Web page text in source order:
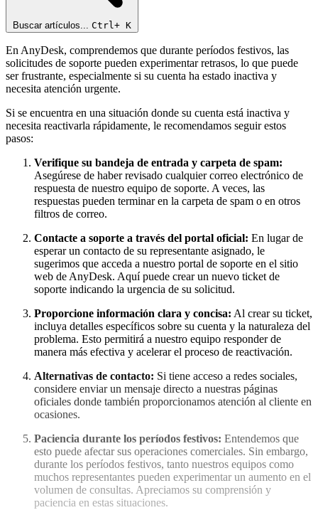
Buscar artículos... Ctrl+ K
En AnyDesk, comprendemos que durante períodos festivos, las
solicitudes de soporte pueden experimentar retrasos, lo que puede
ser frustrante, especialmente si su cuenta ha estado inactiva y
necesita atención urgente.
Si se encuentra en una situación donde su cuenta está inactiva y
necesita reactivarla rápidamente, le recomendamos seguir estos
pasos:
Verifique su bandeja de entrada y carpeta de spam:
Asegúrese de haber revisado cualquier correo electrónico de
respuesta de nuestro equipo de soporte. A veces, las
respuestas pueden terminar en la carpeta de spam o en otros
filtros de correo.
Contacte a soporte a través del portal oficial: En lugar de
esperar un contacto de su representante asignado, le
sugerimos que acceda a nuestro portal de soporte en el sitio
web de AnyDesk. Aquí puede crear un nuevo ticket de
soporte indicando la urgencia de su solicitud.
Proporcione información clara y concisa: Al crear su ticket,
incluya detalles específicos sobre su cuenta y la naturaleza del
problema. Esto permitirá a nuestro equipo responder de
manera más efectiva y acelerar el proceso de reactivación.
Alternativas de contacto: Si tiene acceso a redes sociales,
considere enviar un mensaje directo a nuestras páginas
oficiales donde también proporcionamos atención al cliente en
ocasiones.
Paciencia durante los períodos festivos: Entendemos que
esto puede afectar sus operaciones comerciales. Sin embargo,
durante los períodos festivos, tanto nuestros equipos como
muchos representantes pueden experimentar un aumento en el
volumen de consultas. Apreciamos su comprensión y
paciencia en estas situaciones.